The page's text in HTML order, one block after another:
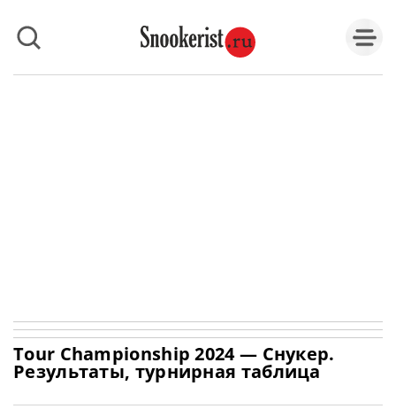
Tour Championship 2024 — Снукер.
Результаты, турнирная таблица